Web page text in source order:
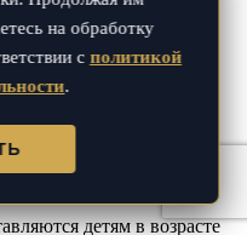
пенсионерам,
семьям
детям в возрасте
на обработку
с политикой
.